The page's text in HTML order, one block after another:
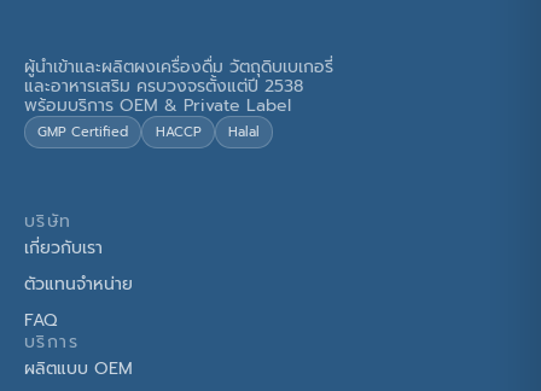
ผู้นำเข้าและผลิตผงเครื่องดื่ม วัตถุดิบเบเกอรี่
และอาหารเสริม ครบวงจรตั้งแต่ปี 2538
พร้อมบริการ OEM & Private Label
GMP Certified HACCP Halal
บริษัท
เกี่ยวกับเรา
ตัวแทนจำหน่าย
FAQ
บริการ
ผลิตแบบ OEM